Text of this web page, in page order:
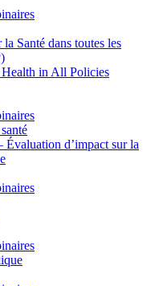
Santé dans toutes les
in All Policies
Évaluation d’impact sur la